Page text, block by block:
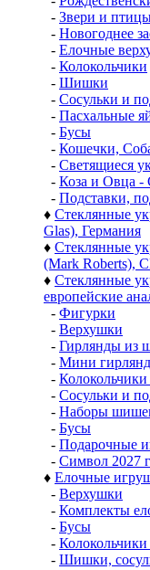
- Звери и
- Новогоднее
- Елочные
- Колокольчики
- Шишки
- Сосульки и
- Пасхальные
- Бусы
- Кошечки,
- Светящиеся
- Коза и Овца -
- Подставки,
♦ Стеклянные
Glas), Германия
♦ Стеклянные
(Mark Roberts),
♦ Стеклянные
европейские
- Фигурки
- Верхушки
- Гирлянды из
- Мини
- Колокольчики
- Сосульки и
- Наборы
- Бусы
- Подарочные
- Символ
♦ Елочные
- Верхушки
- Комплекты
- Бусы
-
- Шишки,